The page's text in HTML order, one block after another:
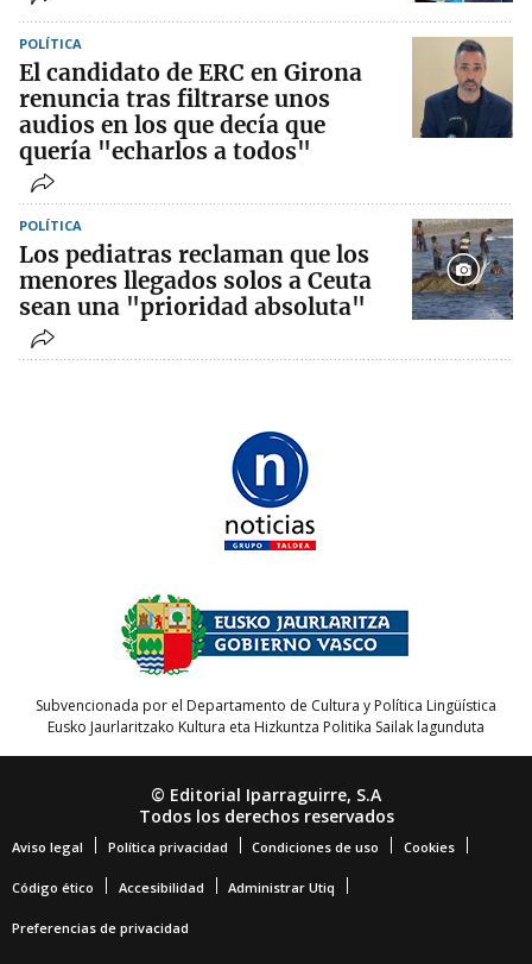
POLÍTICA
El candidato de ERC en Girona
renuncia tras filtrarse unos
audios en los que decía que
quería "echarlos a todos"
POLÍTICA
Los pediatras reclaman que los
menores llegados solos a Ceuta
sean una "prioridad absoluta"
Subvencionada por el Departamento de Cultura y Política Lingüística
Eusko Jaurlaritzako Kultura eta Hizkuntza Politika Sailak lagunduta
© Editorial Iparraguirre, S.A
Todos los derechos reservados
Aviso legal Política privacidad Condiciones de uso Cookies
Código ético Accesibilidad Administrar Utiq
Preferencias de privacidad